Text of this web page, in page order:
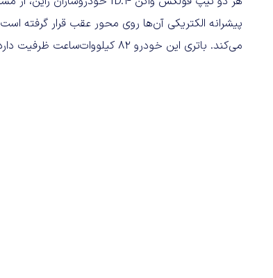
می‌کند. باتری این خودرو ۸۲ کیلووات‌ساعت ظرفیت دارد و برد ۴۶۰ کیلومتری را برای خودرو فراهم می‌آورد.